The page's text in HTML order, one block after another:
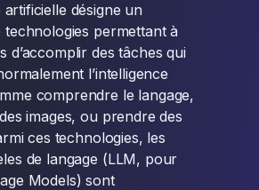
artificielle désigne un
technologies permettant à
d’accomplir des tâches qui
l’intelligence
comprendre le langage,
images, ou prendre des
ces technologies, les
de langage (LLM, pour
Models) sont